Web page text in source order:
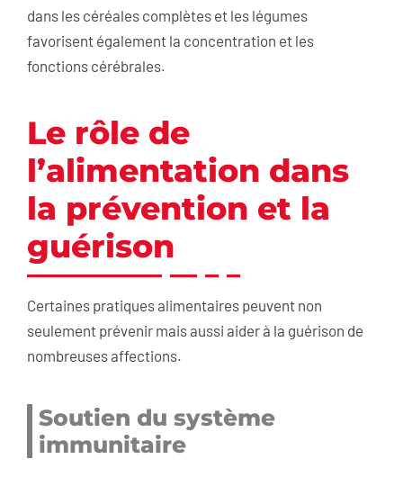
dans les céréales complètes et les légumes
favorisent également la concentration et les
fonctions cérébrales.
Le rôle de
l’alimentation dans
la prévention et la
guérison
Certaines pratiques alimentaires peuvent non
seulement prévenir mais aussi aider à la guérison de
nombreuses affections.
Soutien du système
immunitaire